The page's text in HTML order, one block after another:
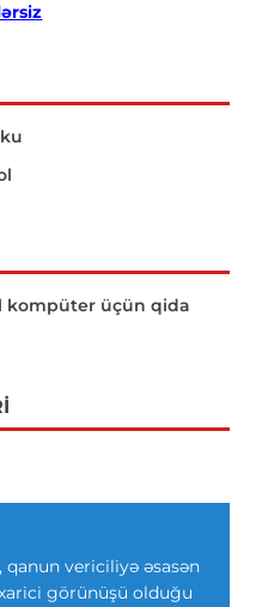
kompüter üçün qida
qanun vericiliyə əsasən
görünüşü olduğu